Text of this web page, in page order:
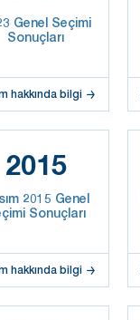
Genel Seçimi
Sonuçları
hakkında bilgi
2015
2015 Genel
Sonuçları
hakkında bilgi